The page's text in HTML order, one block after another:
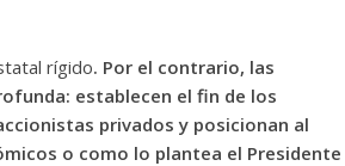
rígido. Por el contrario, las
establecen el fin de los
privados y posicionan al
o como lo plantea el Presidente